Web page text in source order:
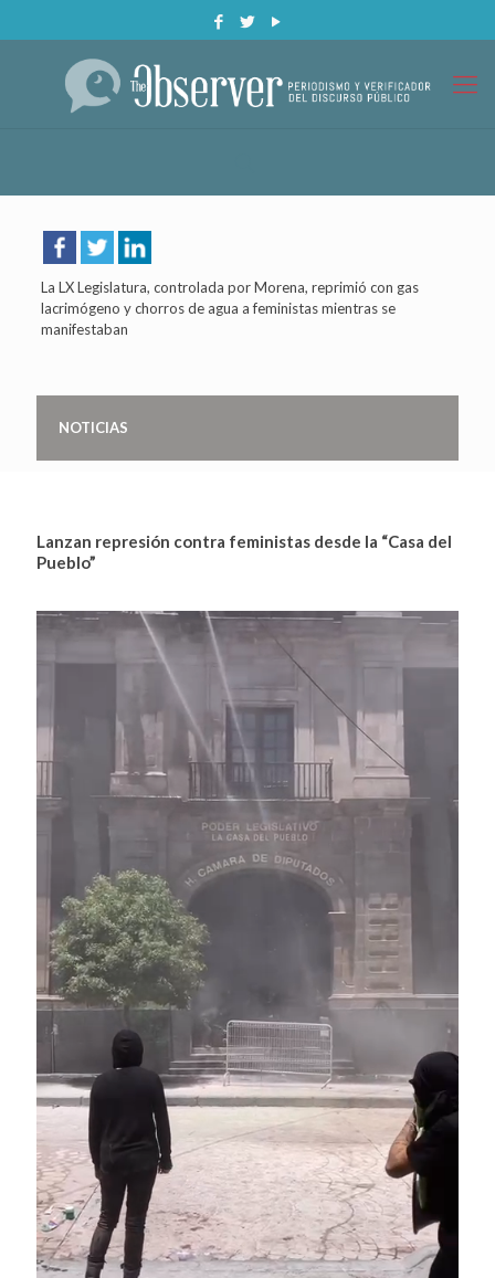
La LX Legislatura, controlada por Morena, reprimió con gas
lacrimógeno y chorros de agua a feministas mientras se
manifestaban
NOTICIAS
Lanzan represión contra feministas desde la “Casa del
Pueblo”